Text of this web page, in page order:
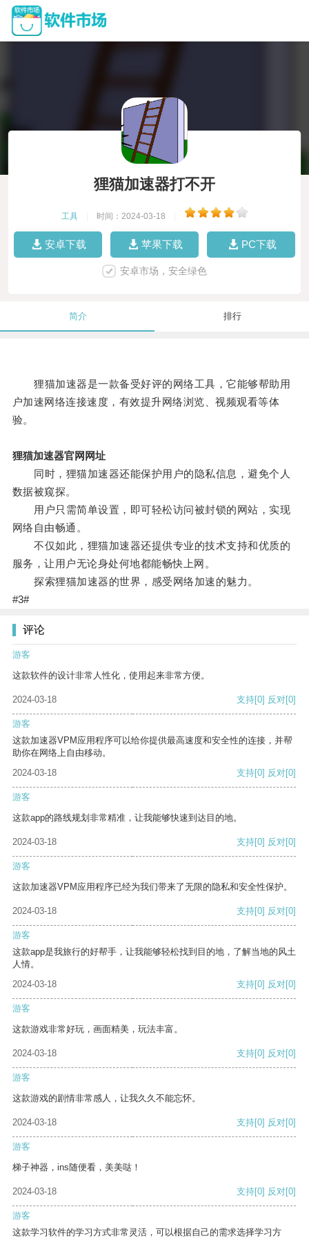
狸猫加速器打不开
工具 时间：2024-03-18
安卓下载 苹果下载 PC下载
安卓市场，安全绿色
简介 排行
狸猫加速器是一款备受好评的网络工具，它能够帮助用
户加速网络连接速度，有效提升网络浏览、视频观看等体
验。
狸猫加速器官网网址
同时，狸猫加速器还能保护用户的隐私信息，避免个人
数据被窥探。
用户只需简单设置，即可轻松访问被封锁的网站，实现
网络自由畅通。
不仅如此，狸猫加速器还提供专业的技术支持和优质的
服务，让用户无论身处何地都能畅快上网。
探索狸猫加速器的世界，感受网络加速的魅力。
#3#
评论
游客
这款软件的设计非常人性化，使用起来非常方便。
2024-03-18 支持[0] 反对[0]
游客
这款加速器VPM应用程序可以给你提供最高速度和安全性的连接，并帮
助你在网络上自由移动。
2024-03-18
支持[0] 反对[0]
游客
这款app的路线规划非常精准，让我能够快速到达目的地。
2024-03-18 支持[0] 反对[0]
游客
这款加速器VPM应用程序已经为我们带来了无限的隐私和安全性保护。
2024-03-18 支持[0] 反对[0]
游客
这款app是我旅行的好帮手，让我能够轻松找到目的地，了解当地的风土
人情。
2024-03-18
支持[0] 反对[0]
游客
这款游戏非常好玩，画面精美，玩法丰富。
2024-03-18 支持[0] 反对[0]
游客
这款游戏的剧情非常感人，让我久久不能忘怀。
2024-03-18 支持[0] 反对[0]
游客
梯子神器，ins随便看，美美哒！
2024-03-18 支持[0] 反对[0]
游客
这款学习软件的学习方式非常灵活，可以根据自己的需求选择学习方